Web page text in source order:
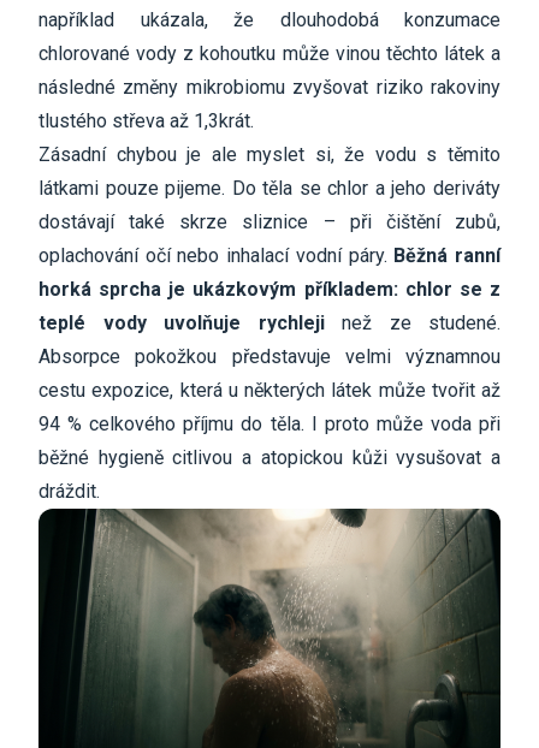
například ukázala, že dlouhodobá konzumace
chlorované vody z kohoutku může vinou těchto látek a
následné změny mikrobiomu zvyšovat riziko rakoviny
tlustého střeva až 1,3krát.
Zásadní chybou je ale myslet si, že vodu s těmito
látkami pouze pijeme. Do těla se chlor a jeho deriváty
dostávají také skrze sliznice – při čištění zubů,
oplachování očí nebo inhalací vodní páry. Běžná ranní
horká sprcha je ukázkovým příkladem: chlor se z
teplé vody uvolňuje rychlejinež ze studené.
Absorpce pokožkou představuje velmi významnou
cestu expozice, která u některých látek může tvořit až
94 % celkového příjmu do těla. I proto může voda při
běžné hygieně citlivou a atopickou kůži vysušovat a
dráždit.